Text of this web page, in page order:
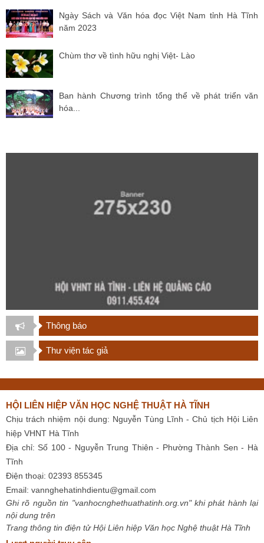
Ngày Sách và Văn hóa đọc Việt Nam tỉnh Hà Tĩnh
năm 2023
Chùm thơ về tình hữu nghị Việt- Lào
Ban hành Chương trình tổng thể về phát triển văn
hóa...
Thông báo
Thư viện tác giả
HỘI LIÊN HIỆP VĂN HỌC NGHỆ THUẬT HÀ TĨNH
Chịu trách nhiệm nội dung: Nguyễn Tùng Lĩnh - Chủ tịch Hội Liên
hiệp VHNT Hà Tĩnh
Địa chỉ: Số 100 - Nguyễn Trung Thiên - Phường Thành Sen - Hà
Tĩnh
Điện thoại: 02393 855345
Email: vannghehatinhdientu@gmail.com
Ghi rõ nguồn tin "vanhocnghethuathatinh.org.vn" khi phát hành lại
nội dung trên
Trang thông tin điện tử Hội Liên hiệp Văn học Nghệ thuật Hà Tĩnh